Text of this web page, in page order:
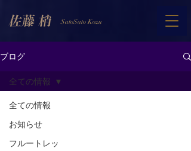
SatoSato Kozu
ブログ
全ての情報
お知らせ
フルートレッ
全ての情報